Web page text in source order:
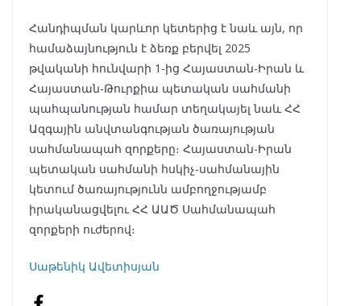
Հանդիպման կարևոր կետերից է նաև այն, որ
համաձայնություն է ձեռք բերվել 2025
թվականի հունվարի 1-ից Հայաստան-Իրան և
Հայաստան-Թուրքիա պետական սահմանի
պահպանության համար տեղակայել նաև ՀՀ
Ազգային անվտանգության ծառայության
սահմանապահ զորքերը։ Հայաստան-Իրան
պետական սահմանի հսկիչ-սահմանային
կետում ծառայությունն ամբողջությամբ
իրականացվելու ՀՀ ԱԱԾ Սահմանապահ
զորքերի ուժերով։
Սաթենիկ Ավետիսյան